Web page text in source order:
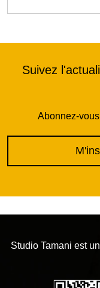
Suivez
Abonnez-
Studio Tamani est